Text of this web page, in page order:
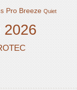
Pro Breeze Quiet
2026